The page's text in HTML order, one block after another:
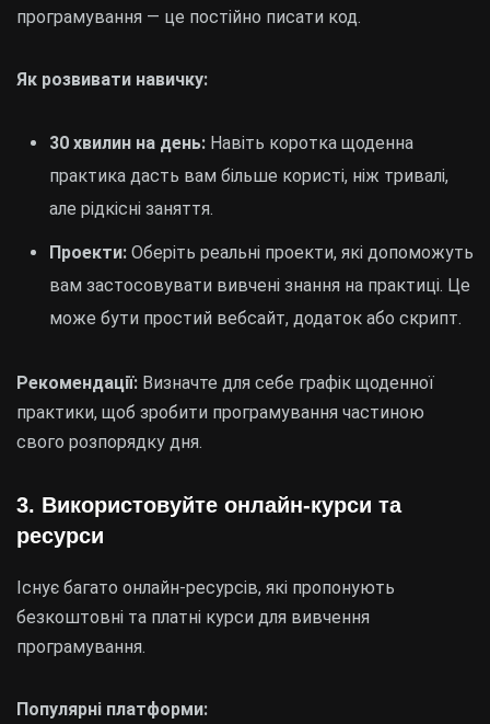
програмування — це постійно писати код.
Як розвивати навичку:
30 хвилин на день: Навіть коротка щоденна
практика дасть вам більше користі, ніж тривалі,
але рідкісні заняття.
Проекти: Оберіть реальні проекти, які допоможуть
вам застосовувати вивчені знання на практиці. Це
може бути простий вебсайт, додаток або скрипт.
Рекомендації: Визначте для себе графік щоденної
практики, щоб зробити програмування частиною
свого розпорядку дня.
3. Використовуйте онлайн-курси та
ресурси
Існує багато онлайн-ресурсів, які пропонують
безкоштовні та платні курси для вивчення
програмування.
Популярні платформи: